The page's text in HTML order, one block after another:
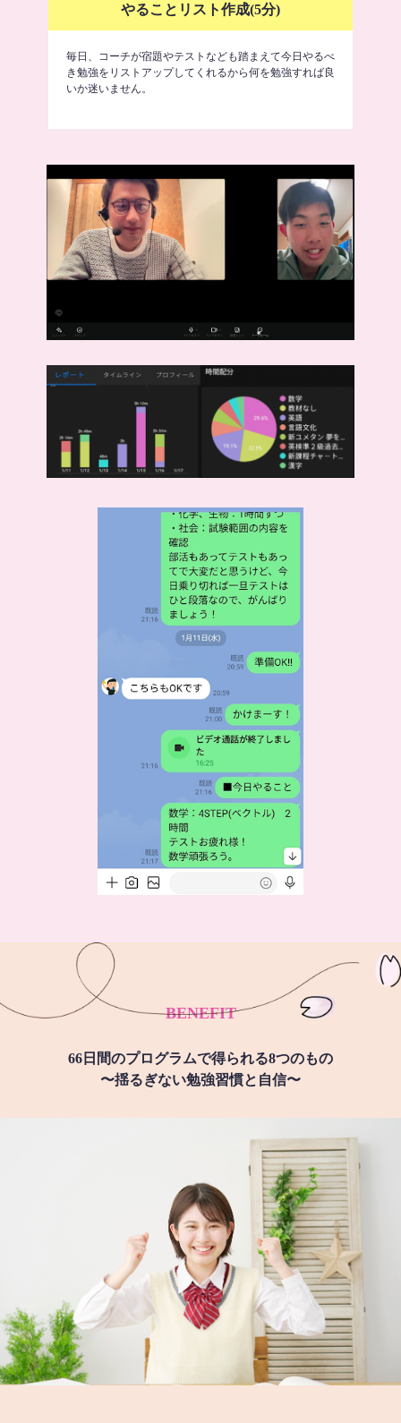
やることリスト作成(5分)
毎日、コーチが宿題やテストなども踏まえて今日やるべ
き勉強をリストアップしてくれるから何を勉強すれば良
いか迷いません。
BENEFIT
66日間のプログラムで得られる8つのもの
〜揺るぎない勉強習慣と自信〜